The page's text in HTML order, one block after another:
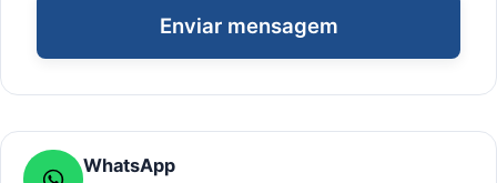
Enviar mensagem
WhatsApp